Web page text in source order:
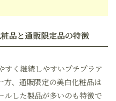
品と通販限定品の特徴
すく継続しやすいプチプラア
方、通販限定の美白化粧品は
ルした製品が多いのも特徴で